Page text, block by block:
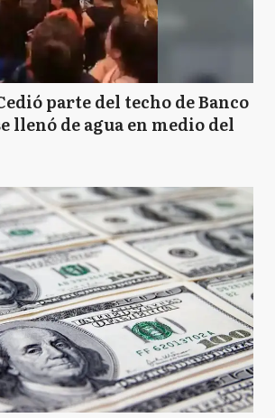
parte del techo de Banco
llenó de agua en medio del